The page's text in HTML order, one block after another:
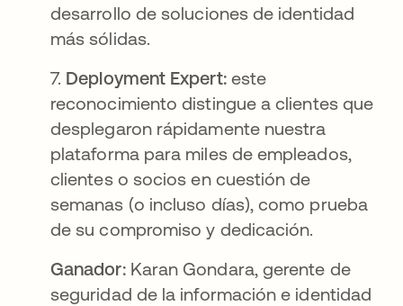
desarrollo de soluciones de identidad
más sólidas.
7. Deployment Expert:este
reconocimiento distingue a clientes que
desplegaron rápidamente nuestra
plataforma para miles de empleados,
clientes o socios en cuestión de
semanas (o incluso días), como prueba
de su compromiso y dedicación.
Ganador:Karan Gondara, gerente de
seguridad de la información e identidad